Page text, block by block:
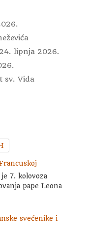
lipnja 2026.
sv. Vida
7. kolovoza
pape Leona
svećenike i